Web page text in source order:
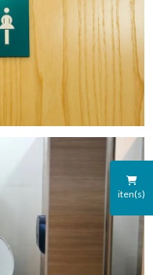
iten(s)